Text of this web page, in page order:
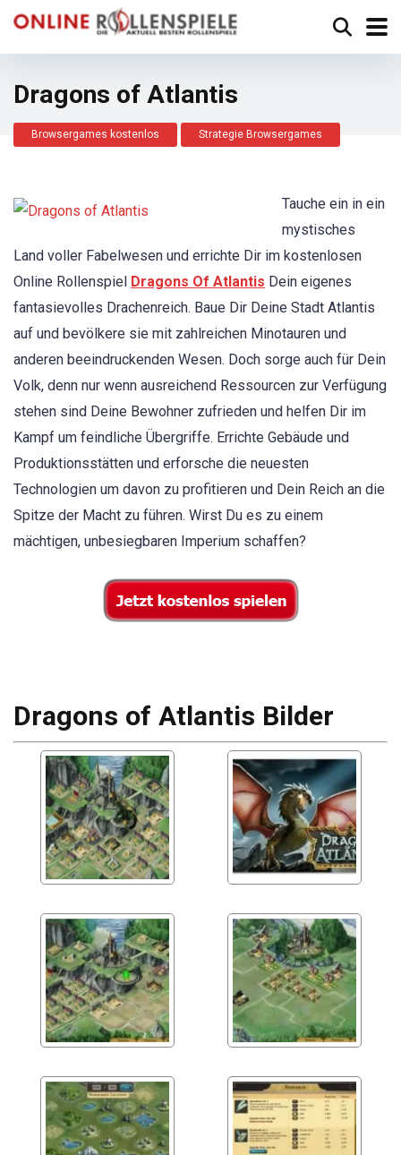
Dragons of Atlantis
Browsergames kostenlos Strategie Browsergames
Tauche ein in ein
mystisches
Land voller Fabelwesen und errichte Dir im kostenlosen
Online Rollenspiel Dragons Of Atlantis Dein eigenes
fantasievolles Drachenreich. Baue Dir Deine Stadt Atlantis
auf und bevölkere sie mit zahlreichen Minotauren und
anderen beeindruckenden Wesen. Doch sorge auch für Dein
Volk, denn nur wenn ausreichend Ressourcen zur Verfügung
stehen sind Deine Bewohner zufrieden und helfen Dir im
Kampf um feindliche Übergriffe. Errichte Gebäude und
Produktionsstätten und erforsche die neuesten
Technologien um davon zu profitieren und Dein Reich an die
Spitze der Macht zu führen. Wirst Du es zu einem
mächtigen, unbesiegbaren Imperium schaffen?
Dragons of Atlantis Bilder